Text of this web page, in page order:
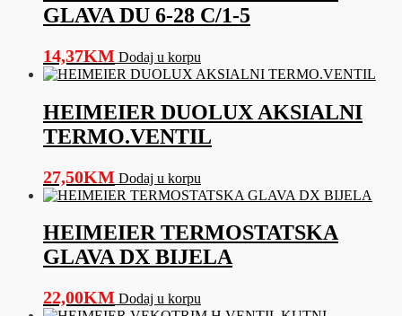
GLAVA DU 6-28 C/1-5
14,37KM Dodaj u korpu
HEIMEIER DUOLUX AKSIALNI
TERMO.VENTIL
27,50KM Dodaj u korpu
HEIMEIER TERMOSTATSKA
GLAVA DX BIJELA
22,00KM Dodaj u korpu